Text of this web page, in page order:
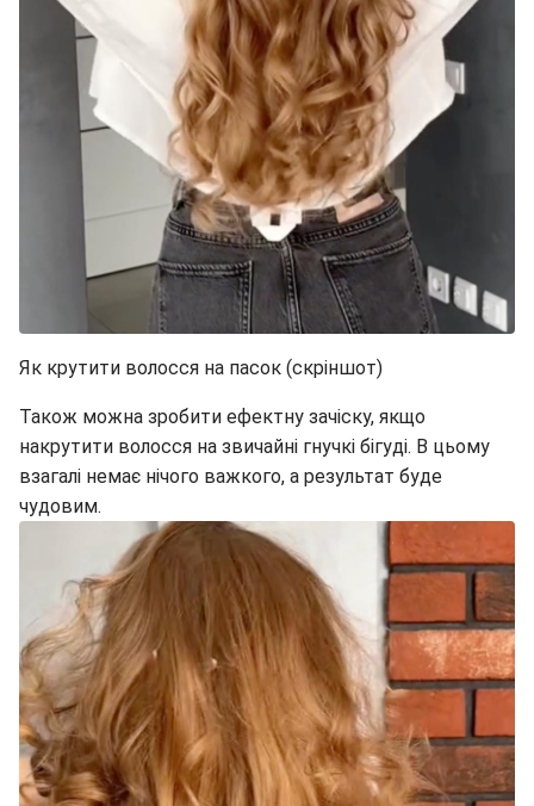
Як крутити волосся на пасок (скріншот)
Також можна зробити ефектну зачіску, якщо
накрутити волосся на звичайні гнучкі бігуді. В цьому
взагалі немає нічого важкого, а результат буде
чудовим.